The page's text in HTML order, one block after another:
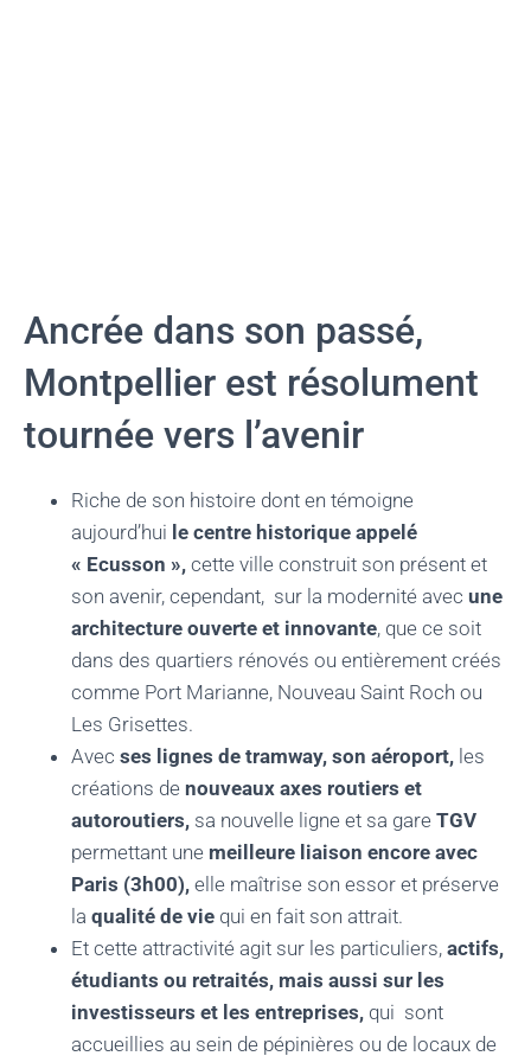
Ancrée dans son passé,
Montpellier est résolument
tournée vers l’avenir
Riche de son histoire dont en témoigne
aujourd’hui le centre historique appelé
« Ecusson », cette ville construit son présent et
son avenir, cependant, sur la modernité avec une
architecture ouverte et innovante, que ce soit
dans des quartiers rénovés ou entièrement créés
comme Port Marianne, Nouveau Saint Roch ou
Les Grisettes.
Avec ses lignes de tramway, son aéroport, les
créations de nouveaux axes routiers et
autoroutiers, sa nouvelle ligne et sa gare TGV
permettant une meilleure liaison encore avec
Paris (3h00), elle maîtrise son essor et préserve
la qualité de vie qui en fait son attrait.
Et cette attractivité agit sur les particuliers, actifs,
étudiants ou retraités, mais aussi sur les
investisseurs et les entreprises, qui sont
accueillies au sein de pépinières ou de locaux de